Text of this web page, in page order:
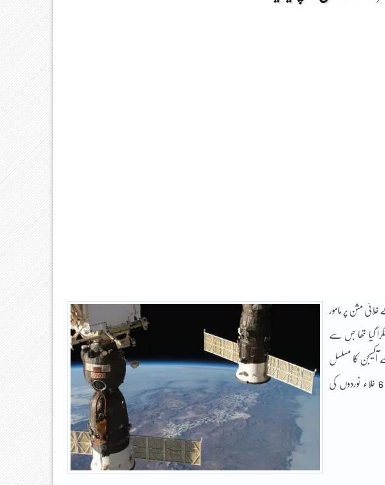
مشن پر مامور
گیا تھا جس سے
آکسیجن کا مسلسل
اخراج ہو رہا تھا جس کے باعث اس میں موجود 6 خلاء نوردوں کی